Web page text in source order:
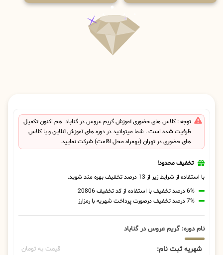
توجه : کلاس های حضوری آموزش گریم عروس در گناباد هم اکنون تکمیل
ظرفیت شده است . شما میتوانید در دوره های آموزش آنلاین و یا کلاس
های حضوری در تهران (بهمراه محل اقامت) شرکت نمایید.
تخفیف محدود!
با استفاده از شرایط زیر از 13 درصد تخفیف بهره مند شوید.
6% درصد تخفیف با استفاده از کد تخفیف 20806
7% درصد تخفیف درصورت پرداخت شهریه با رمزارز
نام دوره: گریم عروس در گناباد
شهریه ثبت نام: قیمت به تومان